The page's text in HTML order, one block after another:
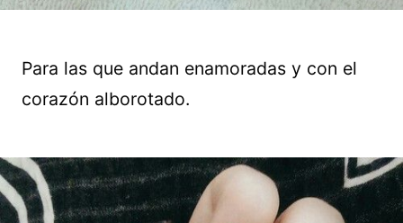
Para las que andan enamoradas y con el
corazón alborotado.